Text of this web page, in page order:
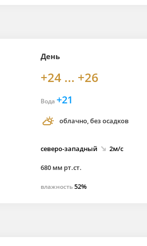
День
+24 ... +26
Вода +21
облачно, без осадков
северо-западный 2м/с
680 мм рт.ст.
влажность52%